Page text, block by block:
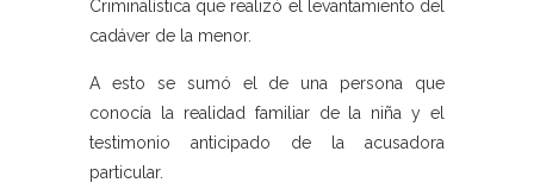
Criminalística que realizó el levantamiento del
cadáver de la menor.
A esto se sumó el de una persona que
conocía la realidad familiar de la niña y el
testimonio anticipado de la acusadora
particular.